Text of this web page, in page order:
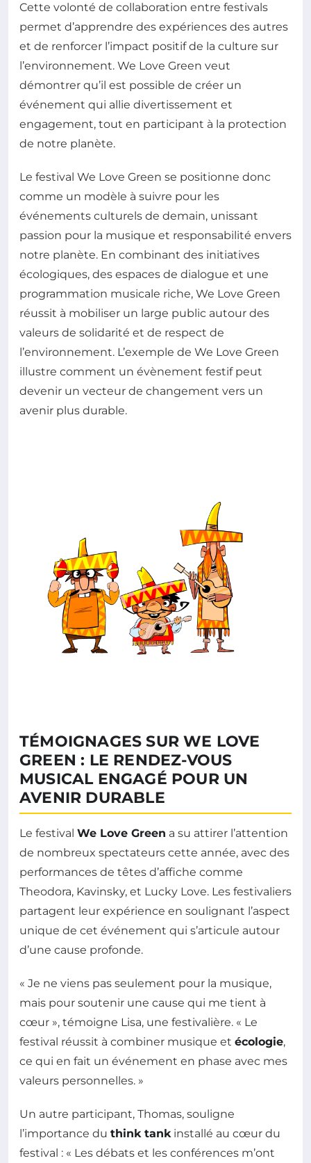
Cette volonté de collaboration entre festivals
permet d’apprendre des expériences des autres
et de renforcer l’impact positif de la culture sur
l’environnement. We Love Green veut
démontrer qu’il est possible de créer un
événement qui allie divertissement et
engagement, tout en participant à la protection
de notre planète.
Le festival We Love Green se positionne donc
comme un modèle à suivre pour les
événements culturels de demain, unissant
passion pour la musique et responsabilité envers
notre planète. En combinant des initiatives
écologiques, des espaces de dialogue et une
programmation musicale riche, We Love Green
réussit à mobiliser un large public autour des
valeurs de solidarité et de respect de
l’environnement. L’exemple de We Love Green
illustre comment un évènement festif peut
devenir un vecteur de changement vers un
avenir plus durable.
TÉMOIGNAGES SUR WE LOVE
GREEN : LE RENDEZ-VOUS
MUSICAL ENGAGÉ POUR UN
AVENIR DURABLE
Le festival We Love Green a su attirer l’attention
de nombreux spectateurs cette année, avec des
performances de têtes d’affiche comme
Theodora, Kavinsky, et Lucky Love. Les festivaliers
partagent leur expérience en soulignant l’aspect
unique de cet événement qui s’articule autour
d’une cause profonde.
« Je ne viens pas seulement pour la musique,
mais pour soutenir une cause qui me tient à
cœur », témoigne Lisa, une festivalière. « Le
festival réussit à combiner musique et écologie,
ce qui en fait un événement en phase avec mes
valeurs personnelles. »
Un autre participant, Thomas, souligne
l’importance du think tankinstallé au cœur du
festival : « Les débats et les conférences m’ont